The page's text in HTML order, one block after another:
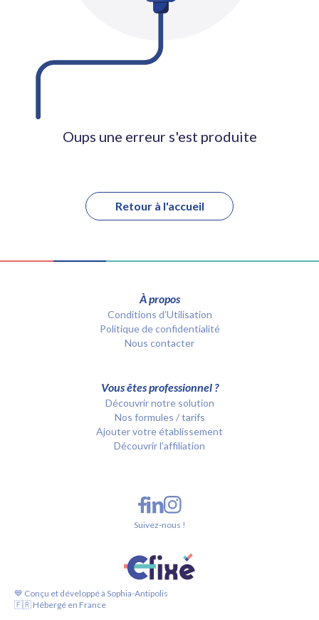
Oups une erreur s'est produite
Retour à l'accueil
À propos
Conditions d’Utilisation
Politique de confidentialité
Nous contacter
Vous êtes professionnel ?
Découvrir notre solution
Nos formules / tarifs
Ajouter votre établissement
Découvrir l'affiliation
💙 Conçu et développé à Sophia-Antipolis
🇫🇷 Hébergé en France
Suivez-nous !